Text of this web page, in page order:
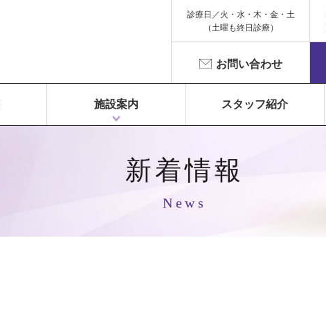
診療日／火・水・木・金・土
（土曜も終日診療）
お問い合わせ
施設案内 スタッフ紹介
新着情報
News